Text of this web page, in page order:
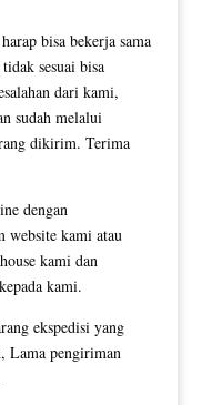
bisa bekerja sama
sesuai bisa
dari kami,
sudah melalui
dikirim. Terima
dengan
website kami atau
kami dan
kami.
ekspedisi yang
Lama pengiriman